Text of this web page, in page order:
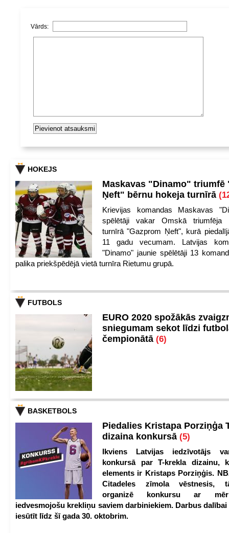
Vārds:
HOKEJS
Maskavas "Dinamo" triumfē
Ņeft" bērnu hokeja turnīrā
Krievijas komandas Maskavas
spēlētāji vakar Omskā triumfēja
turnīrā "Gazprom Ņeft", kurā
11 gadu vecumam. Latvijas
"Dinamo" jaunie spēlētāji 13
palika priekšpēdējā vietā turnīra Rietumu grupā.
FUTBOLS
EURO 2020 spožākās
sniegumam sekot līdzi
čempionātā (6)
BASKETBOLS
Piedalies Kristapa Porziņģa
dizaina konkursā (5)
Ikviens Latvijas iedzīvotājs
konkursā par T-krekla dizainu,
elements ir Kristaps Porziņģis.
Citadeles zīmola vēstnesis,
organizē konkursu ar
iedvesmojošu krekliņu saviem darbiniekiem. Darbus
iesūtīt līdz šī gada 30. oktobrim.